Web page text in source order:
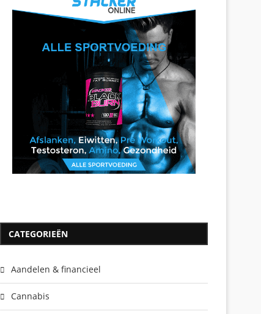
CATEGORIEËN
Aandelen & financieel
Cannabis